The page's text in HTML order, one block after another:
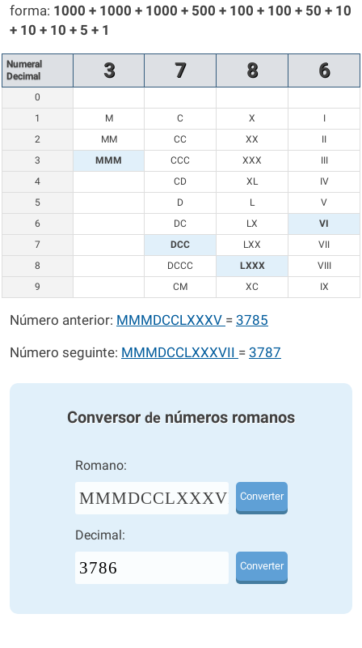
forma: 1000 + 1000 + 1000 + 500 + 100 + 100 + 50 + 10
+ 10 + 10 + 5 + 1
Numeral
Decimal
3 7 8 6
0
1
M C X
I
2
MM CC XX
II
3
MMM CCC XXX
III
4
CD XL
IV
5
D L
V
6
DC LX
VI
7
DCC LXX
VII
8
DCCC LXXX
VIII
9
CM XC IX
Número anterior: MMMDCCLXXXV = 3785
Número seguinte: MMMDCCLXXXVII = 3787
Conversor de números romanos
Romano:
MMMDCCLXXXVI Converter
Decimal:
Converter